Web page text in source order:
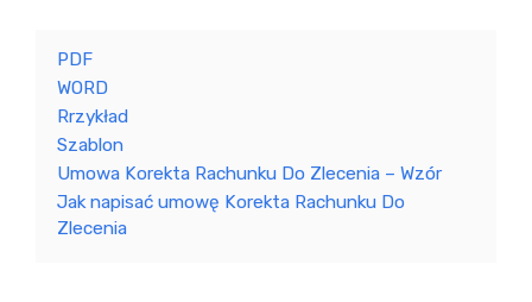
PDF
WORD
Rrzykład
Szablon
Umowa Korekta Rachunku Do Zlecenia – Wzór
Jak napisać umowę Korekta Rachunku Do
Zlecenia